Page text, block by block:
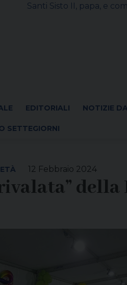
Santi Sisto II, papa, e
EDITORIALI NOTIZIE
SETTEGIORNI
12 Febbraio 2024
della